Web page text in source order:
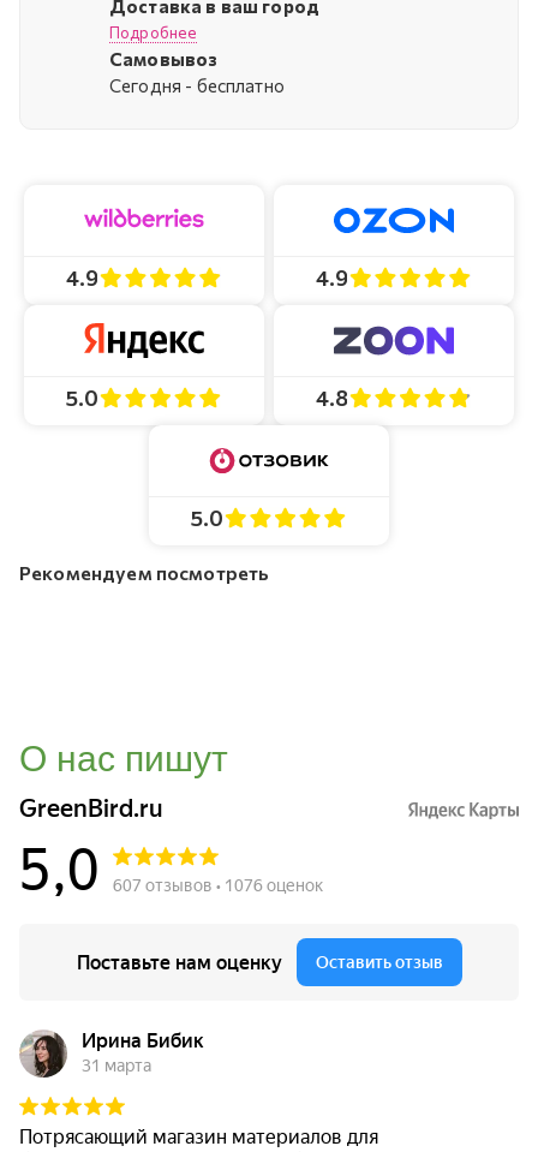
Доставка в ваш город
Подробнее
Самовывоз
Cегодня - бесплатно
4.9 4.9
5.0 4.8
5.0
Рекомендуем посмотреть
О нас пишут